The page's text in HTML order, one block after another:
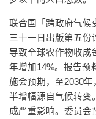
联合国「跨政府气候
三十一日出版第五份
导致全球农作物收成
年增加14%。报告预
施会预期，至2030
半增幅源自气候转变
成严重影响。委员会